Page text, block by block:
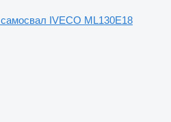
самосвал IVECO ML130E18